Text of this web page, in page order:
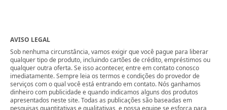
AVISO LEGAL
Sob nenhuma circunstância, vamos exigir que você pague para liberar
qualquer tipo de produto, incluindo cartões de crédito, empréstimos ou
qualquer outra oferta. Se isso acontecer, entre em contato conosco
imediatamente. Sempre leia os termos e condições do provedor de
serviços com o qual você está entrando em contato. Nós ganhamos
dinheiro com publicidade e quando indicamos alguns dos produtos
apresentados neste site. Todas as publicações são baseadas em
pesquisas quantitativas e qualitativas, e nossa equipe se esforça para